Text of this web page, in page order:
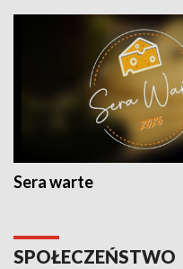
Sera warte
SPOŁECZEŃSTWO